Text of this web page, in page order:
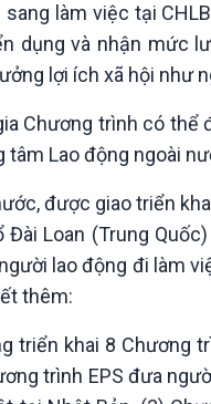
làm việc tại
dụng và nhận mức
lợi ích xã hội như
trình có thể
Lao động ngoài
được giao triển
Loan (Trung
lao động đi làm
thêm:
khai 8 Chương
trình EPS đưa